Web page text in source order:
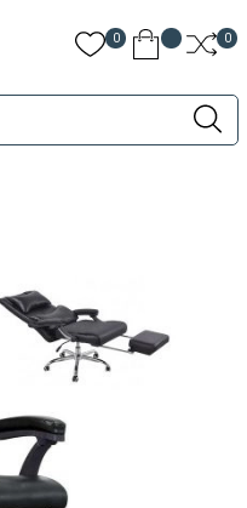
0 0